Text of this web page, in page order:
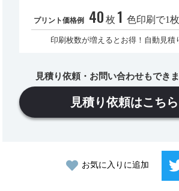
プリント価格例 40 枚 1 色印刷で1枚
印刷枚数が増えるとお得！自動見積
見積り依頼・お問い合わせもでき
見積り依頼はこちら
お気に入りに追加